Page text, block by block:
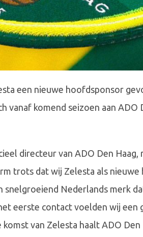
een nieuwe hoofdsponsor
vanaf komend seizoen aan ADO
directeur van ADO Den
trots dat wij Zelesta als nieuwe
snelgroeiend Nederlands merk
eerste contact voelden wij een
van Zelesta haalt ADO